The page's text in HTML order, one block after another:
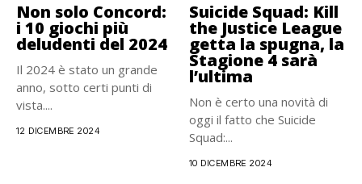
Non solo Concord:
i 10 giochi più
deludenti del 2024
Il 2024 è stato un grande
anno, sotto certi punti di
vista....
12 DICEMBRE 2024
Suicide Squad: Kill
the Justice League
getta la spugna, la
Stagione 4 sarà
l’ultima
Non è certo una novità di
oggi il fatto che Suicide
Squad:...
10 DICEMBRE 2024